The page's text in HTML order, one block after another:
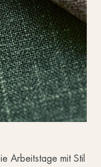
Arbeitstage mit Stil